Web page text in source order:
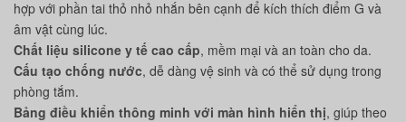
hợp với phần tai thỏ nhỏ nhắn bên cạnh để kích thích điểm G và
âm vật cùng lúc.
Chất liệu silicone y tế cao cấp, mềm mại và an toàn cho da.
Cấu tạo chống nước, dễ dàng vệ sinh và có thể sử dụng trong
phòng tắm.
Bảng điều khiển thông minh với màn hình hiển thị, giúp theo